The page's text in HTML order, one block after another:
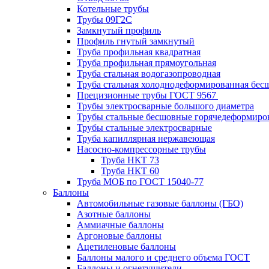
Котельные трубы
Трубы 09Г2С
Замкнутый профиль
Профиль гнутый замкнутый
Труба профильная квадратная
Труба профильная прямоугольная
Труба стальная водогазопроводная
Труба стальная холоднодеформированная
Прецизионные трубы ГОСТ 9567
Трубы электросварные большого диаметра
Трубы стальные бесшовные
Трубы стальные электросварные
Труба капиллярная нержавеющая
Насосно-компрессорные трубы
Труба НКТ 73
Труба НКТ 60
Труба МОБ по ГОСТ 15040-77
Баллоны
Автомобильные газовые баллоны (ГБО)
Азотные баллоны
Аммиачные баллоны
Аргоновые баллоны
Ацетиленовые баллоны
Баллоны малого и среднего объема ГОСТ